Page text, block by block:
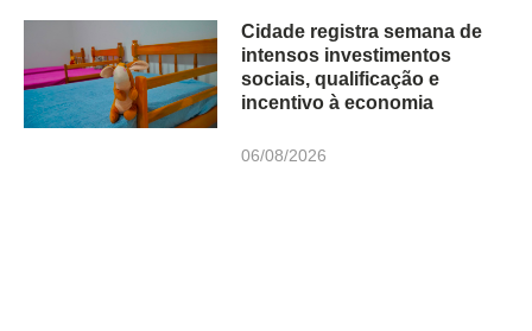
Cidade registra semana de
intensos investimentos
sociais, qualificação e
incentivo à economia
06/08/2026